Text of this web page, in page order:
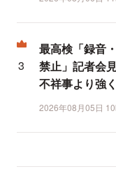
最高検「録音
禁止」記者会
不祥事より強
2026年08月05日